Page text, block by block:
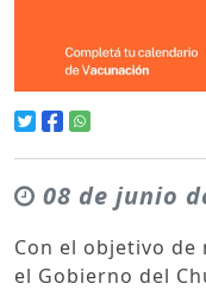
08 de junio
Con el objetivo
el Gobierno del